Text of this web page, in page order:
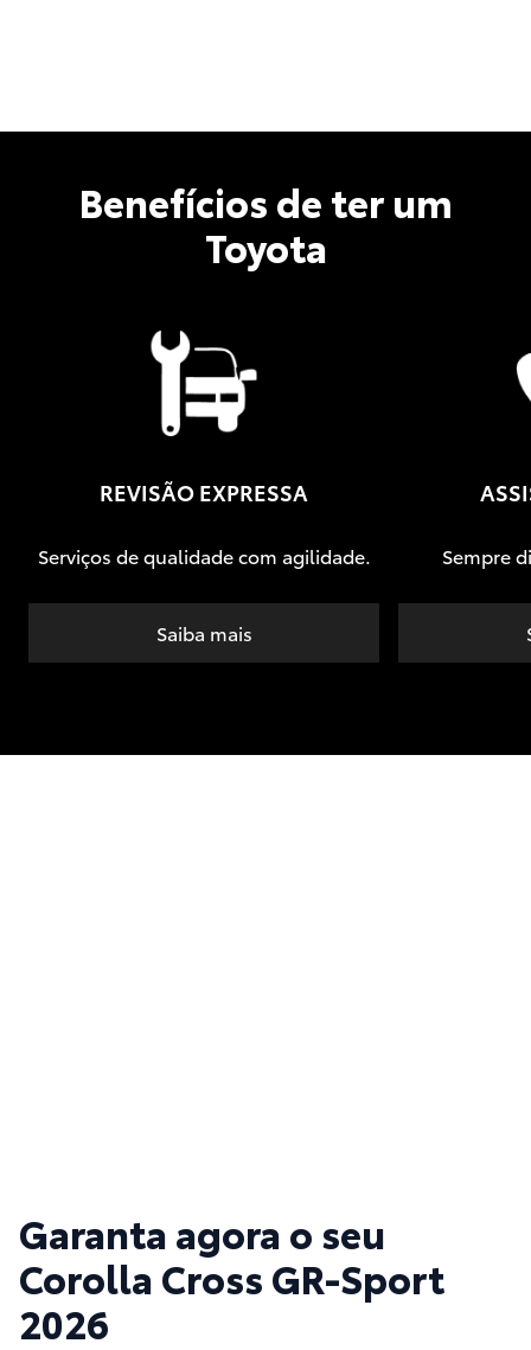
Benefícios de ter um
Toyota
REVISÃO EXPRESSA
Serviços de qualidade com agilidade.
Saiba mais
Sempre
Garanta agora o seu
Corolla Cross GR-Sport
2026